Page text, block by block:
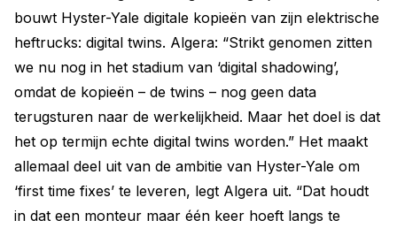
bouwt Hyster-Yale digitale kopieën van zijn elektrische
heftrucks: digital twins. Algera: “Strikt genomen zitten
we nu nog in het stadium van ‘digital shadowing’,
omdat de kopieën – de twins – nog geen data
terugsturen naar de werkelijkheid. Maar het doel is dat
het op termijn echte digital twins worden.” Het maakt
allemaal deel uit van de ambitie van Hyster-Yale om
‘first time fixes’ te leveren, legt Algera uit. “Dat houdt
in dat een monteur maar één keer hoeft langs te